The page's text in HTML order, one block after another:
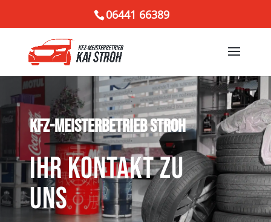
06441 66389
KFZ-MEISTERBETRIEB STROH
IHR KONTAKT ZU
UNS